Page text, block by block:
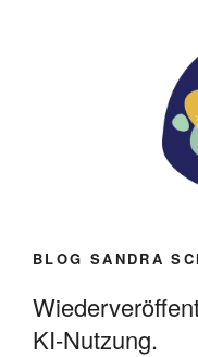
BLOG SANDRA
KI-Nutzung.